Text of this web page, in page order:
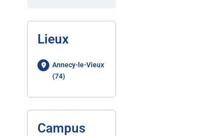
Lieux
Annecy-le-Vieux
(74)
Campus